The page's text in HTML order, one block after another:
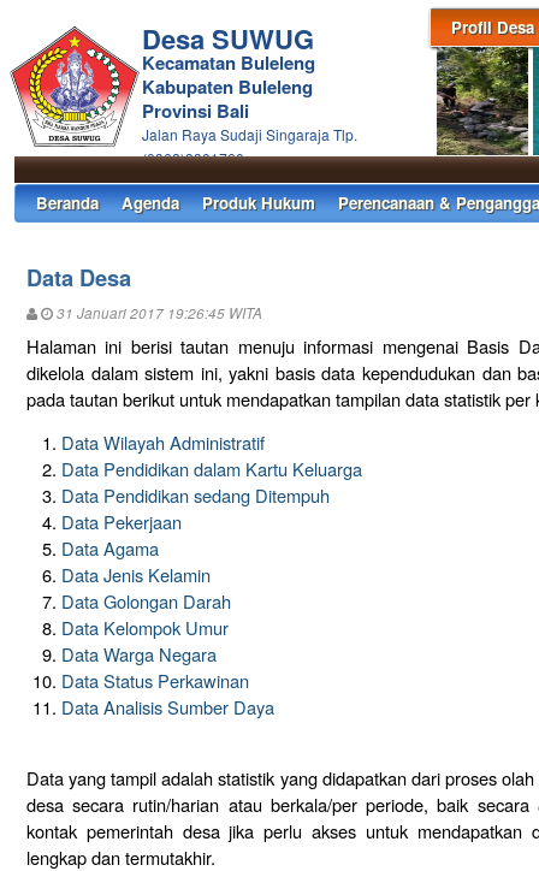
Profil Desa
Desa SUWUG
Kecamatan Buleleng
Kabupaten Buleleng
Provinsi Bali
Jalan Raya Sudaji Singaraja Tlp.
(0362)3301760
Beranda Agenda Produk Hukum Perencanaan &
Data Desa
31 Januari 2017 19:26:45 WITA
Halaman ini berisi tautan menuju informasi mengenai Basis
dikelola dalam sistem ini, yakni basis data kependudukan dan
pada tautan berikut untuk mendapatkan tampilan data statistik per
Data Wilayah Administratif
Data Pendidikan dalam Kartu Keluarga
Data Pendidikan sedang Ditempuh
Data Pekerjaan
Data Agama
Data Jenis Kelamin
Data Golongan Darah
Data Kelompok Umur
Data Warga Negara
Data Status Perkawinan
Data Analisis Sumber Daya
Data yang tampil adalah statistik yang didapatkan dari proses
desa secara rutin/harian atau berkala/per periode, baik secara
kontak pemerintah desa jika perlu akses untuk mendapatkan
lengkap dan termutakhir.